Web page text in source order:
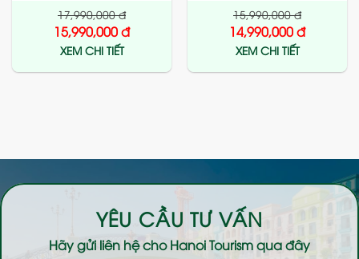
17,990,000đ
15,990,000đ
XEM CHI TIẾT
15,990,000đ
14,990,000đ
XEM CHI TIẾT
YÊU CẦU TƯ VẤN
Hãy gửi liên hệ choHanoi Tourismqua đây